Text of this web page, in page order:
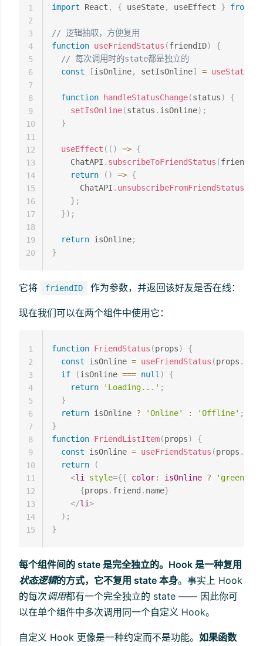
import React , { useState, useEffect } from
// 逻辑抽取，方便复用
function useFriendStatus (friendID)
{
// 每次调用时的state都是独立的
const
[isOnline, setIsOnline] = useState
function handleStatusChange(status)
{
setIsOnline(status . isOnline) ;
}
useEffect ( ( ) => {
    ChatAPI
. subscribeToFriendStatus (friendID
return
( ) => {
      ChatAPI
. unsubscribeFromFriendStatus
} ;
}) ;
return isOnline;
}
1
2
3
4
5
6
7
8
9
10
11
12
13
14
15
16
17
18
19
20
它将 friendID 作为参数，并返回该好友是否在线：
现在我们可以在两个组件中使用它：
function FriendStatus (props)
{
const isOnline = useFriendStatus (props .
if
(isOnline === null )
{
return
'Loading...' ;
}
return isOnline ? 'Online' : 'Offline' ;
}
function FriendListItem(props)
{
const isOnline = useFriendStatus (props .
return
(
<li style={{ color: isOnline ? 'green'
{props . friend . name}
</li>
) ;
}
1
2
3
4
5
6
7
8
9
10
11
12
13
14
15
每个组件间的 state 是完全独立的。Hook 是一种复用
状态逻辑的方式，它不复用 state 本身。事实上 Hook
的每次调用都有一个完全独立的 state —— 因此你可
以在单个组件中多次调用同一个自定义 Hook。
自定义 Hook 更像是一种约定而不是功能。 如果函数